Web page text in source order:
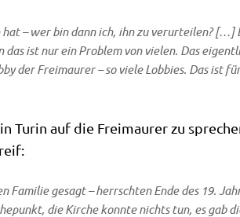
– wer bin dann ich, ihn zu ver­ur­tei­len?
ist nur ein Pro­blem von vie­len. Das
der Frei­mau­rer – so vie­le Lob­bies. Das ist
Turin auf die Frei­mau­rer zu
Fami­lie gesagt – herrsch­ten Ende des 19.
die Kir­che konn­te nichts tun, es gab